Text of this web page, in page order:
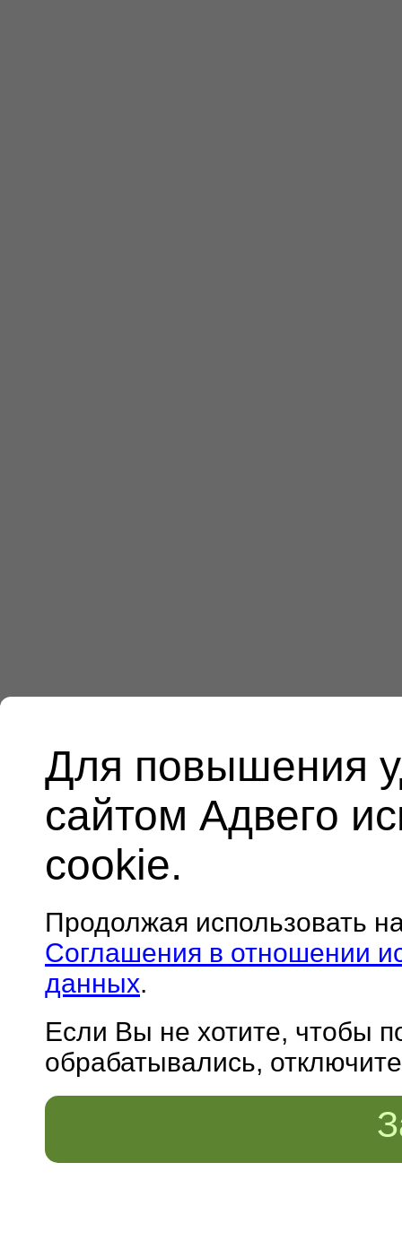
Для повышения
сайтом Адвего
cookie.
Продолжая использовать
Соглашения в отношении
данных.
Если Вы не хотите, чтобы
обрабатывались,